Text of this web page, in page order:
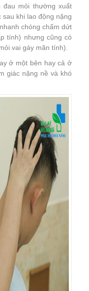
mỏi thường xuất
khi lao động nặng
chóng chấm dứt
tính) nhưng cũng có
vai gáy mãn tính).
ở một bên hay cả ở
giác nặng nề và khó